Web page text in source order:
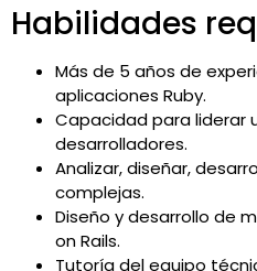
Habilidades
Más de 5 años de
aplicaciones Ruby.
Capacidad para liderar
desarrolladores.
Analizar, diseñar,
complejas.
Diseño y desarrollo de
on Rails.
Tutoría del equipo